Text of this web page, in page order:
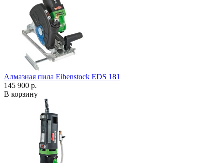
Алмазная пила Eibenstock EDS 181
145 900 р.
В корзину